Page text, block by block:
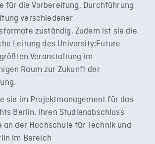
für die Vorbereitung, Durchführung
verschiedener
zuständig. Zudem ist sie die
Leitung des University:Future
Veranstaltung im
Raum zur Zukunft der
sie im Projektmanagement für das
Berlin. Ihren Studienabschluss
an der Hochschule für Technik und
im Bereich